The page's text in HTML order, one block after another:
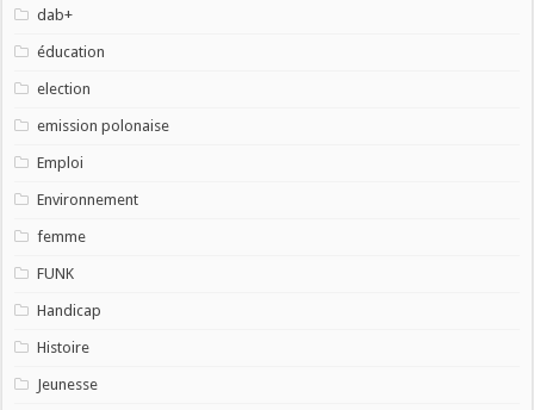
dab+
éducation
election
emission polonaise
Emploi
Environnement
femme
FUNK
Handicap
Histoire
Jeunesse